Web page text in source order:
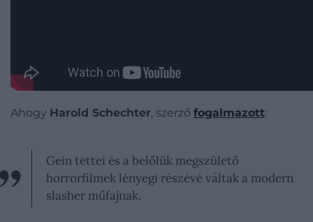
Ahogy Harold Schechter, szerző fogalmazott:
Gein tettei és a belőlük megszülető
horrorfilmek lényegi részévé váltak a modern
slasher műfajnak.